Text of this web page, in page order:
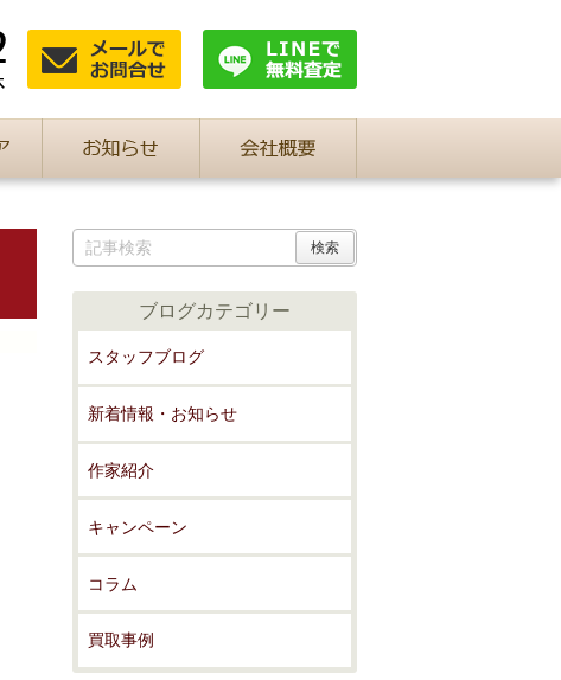
ブログカテゴリー
スタッフブログ
新着情報・お知らせ
作家紹介
キャンペーン
コラム
買取事例